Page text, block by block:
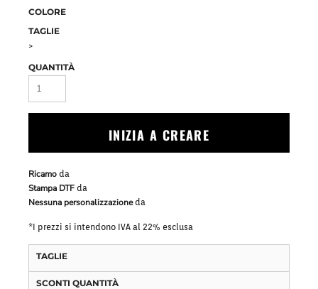
COLORE
TAGLIE
>
QUANTITÀ
INIZIA A CREARE
Ricamo da
Stampa DTF da
Nessuna personalizzazioneda
*I prezzi si intendono IVA al 22% esclusa
TAGLIE
SCONTI QUANTITÀ